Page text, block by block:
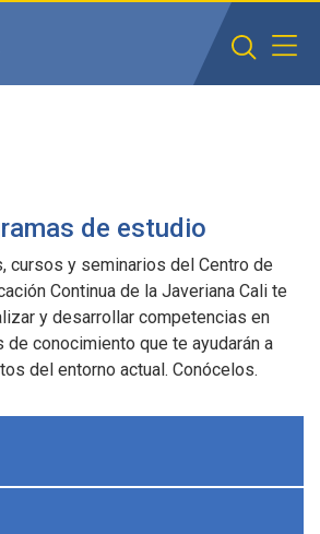
de estudio
cursos y seminarios del Centro de
Continua de la Javeriana Cali te
y desarrollar competencias en
conocimiento que te ayudarán a
del entorno actual. Conócelos.